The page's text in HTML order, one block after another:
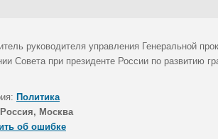
руководителя управления Генеральной
Совета при президенте России по развитию
Политика
Россия, Москва
об ошибке